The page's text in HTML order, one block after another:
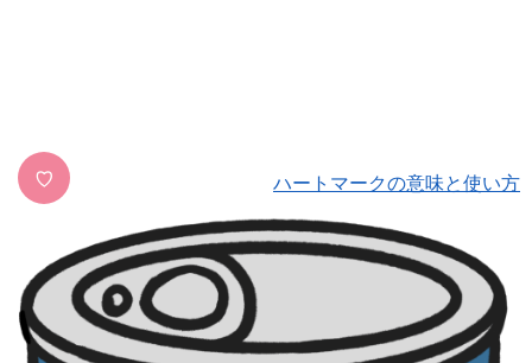
♡ ハートマークの意味と使い方